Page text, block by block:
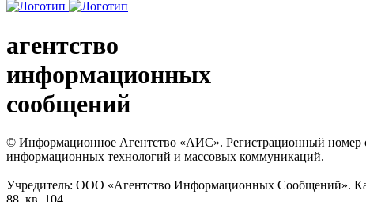
агентство
информационных
сообщений
© Информационное Агентство «АИС». Регистрационный номер
информационных технологий и массовых коммуникаций.
Учредитель: ООО «Агентство Информационных Сообщений».
88, кв. 104.